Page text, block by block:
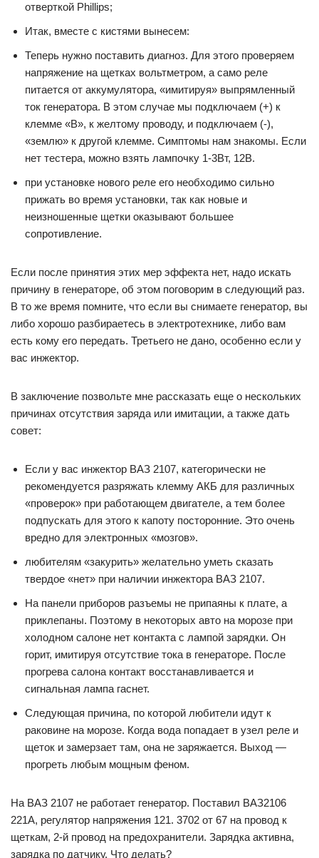
отверткой Phillips;
Итак, вместе с кистями вынесем:
Теперь нужно поставить диагноз. Для этого проверяем
напряжение на щетках вольтметром, а само реле
питается от аккумулятора, «имитируя» выпрямленный
ток генератора. В этом случае мы подключаем (+) к
клемме «B», к желтому проводу, и подключаем (-),
«землю» к другой клемме. Симптомы нам знакомы. Если
нет тестера, можно взять лампочку 1-3Вт, 12В.
при установке нового реле его необходимо сильно
прижать во время установки, так как новые и
неизношенные щетки оказывают большее
сопротивление.
Если после принятия этих мер эффекта нет, надо искать
причину в генераторе, об этом поговорим в следующий раз.
В то же время помните, что если вы снимаете генератор, вы
либо хорошо разбираетесь в электротехнике, либо вам
есть кому его передать. Третьего не дано, особенно если у
вас инжектор.
В заключение позвольте мне рассказать еще о нескольких
причинах отсутствия заряда или имитации, а также дать
совет:
Если у вас инжектор ВАЗ 2107, категорически не
рекомендуется разряжать клемму АКБ для различных
«проверок» при работающем двигателе, а тем более
подпускать для этого к капоту посторонние. Это очень
вредно для электронных «мозгов».
любителям «закурить» желательно уметь сказать
твердое «нет» при наличии инжектора ВАЗ 2107.
На панели приборов разъемы не припаяны к плате, а
приклепаны. Поэтому в некоторых авто на морозе при
холодном салоне нет контакта с лампой зарядки. Он
горит, имитируя отсутствие тока в генераторе. После
прогрева салона контакт восстанавливается и
сигнальная лампа гаснет.
Следующая причина, по которой любители идут к
раковине на морозе. Когда вода попадает в узел реле и
щеток и замерзает там, она не заряжается. Выход —
прогреть любым мощным феном.
На ВАЗ 2107 не работает генератор. Поставил ВАЗ2106
221А, регулятор напряжения 121. 3702 от 67 на провод к
щеткам, 2-й провод на предохранители. Зарядка активна,
зарядка по датчику. Что делать?